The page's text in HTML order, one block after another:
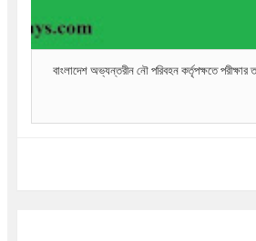
বাংলাদেশ অভ্যন্তরীন নৌ পরিবহন কর্তৃপক্ষতে